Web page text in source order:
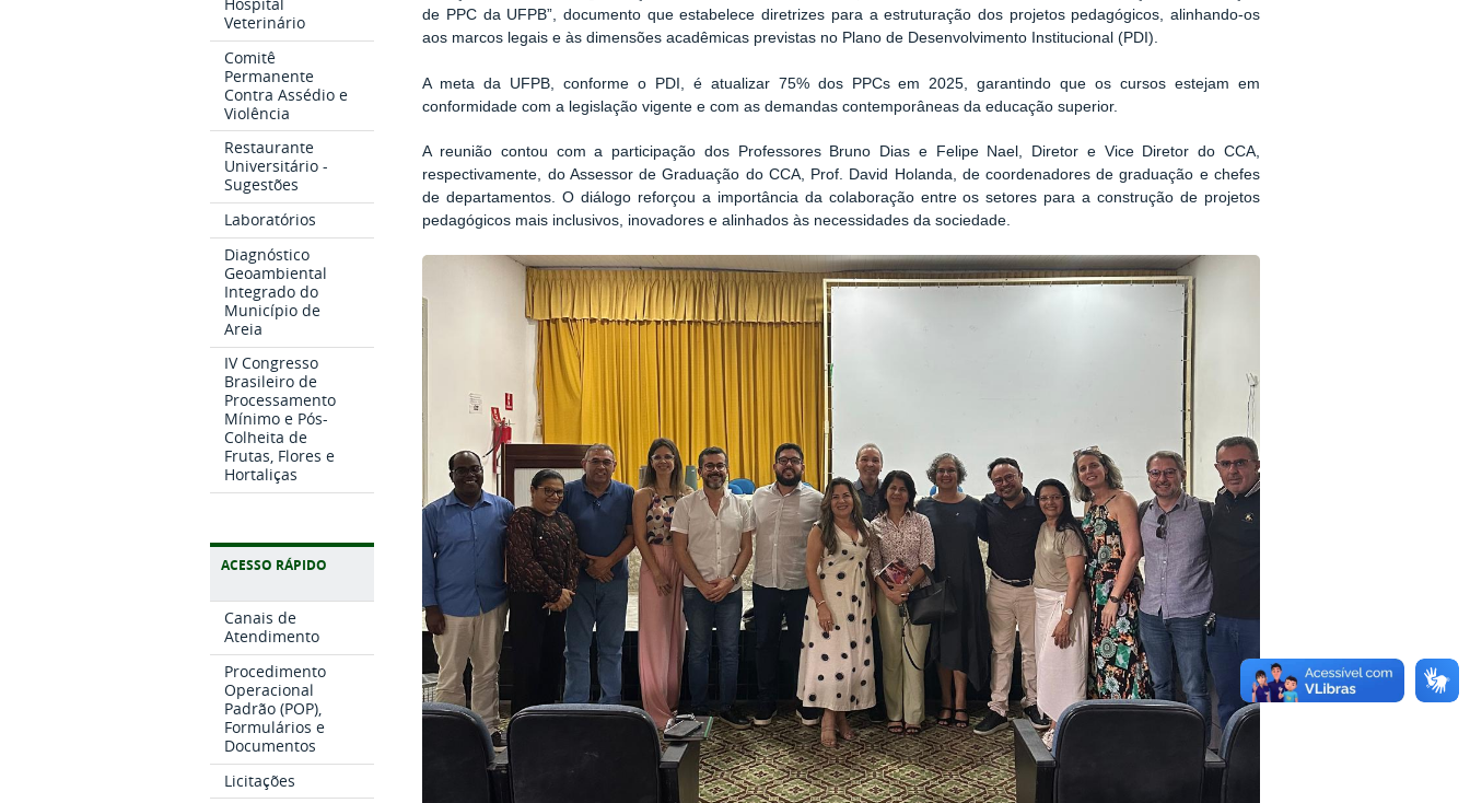
Veterinário
Comitê
Permanente
Contra Assédio e
Violência
Restaurante
Universitário -
Sugestões
Laboratórios
Diagnóstico
Geoambiental
Integrado do
Município de
Areia
IV Congresso
Brasileiro de
Processamento
Mínimo e Pós-
Colheita de
Frutas, Flores e
Hortaliças
ACESSO RÁPIDO
Canais de
Atendimento
Procedimento
Operacional
Padrão (POP),
Formulários e
Documentos
Licitações
de PPC da UFPB”, documento que estabelece diretrizes para a estruturação dos projetos pedagógicos, alinhando-os
aos marcos legais e às dimensões acadêmicas previstas no Plano de Desenvolvimento Institucional (PDI).
A meta da UFPB, conforme o PDI, é atualizar 75% dos PPCs em 2025, garantindo que os cursos estejam em
conformidade com a legislação vigente e com as demandas contemporâneas da educação superior.
A reunião contou com a participação dos Professores Bruno Dias e Felipe Nael, Diretor e Vice Diretor do CCA,
respectivamente, do Assessor de Graduação do CCA, Prof. David Holanda, de coordenadores de graduação e chefes
de departamentos. O diálogo reforçou a importância da colaboração entre os setores para a construção de projetos
pedagógicos mais inclusivos, inovadores e alinhados às necessidades da sociedade.